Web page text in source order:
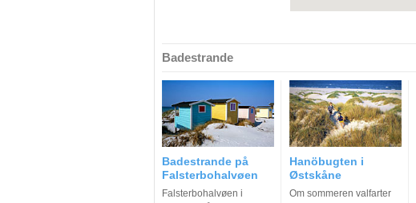
Badestrande
Badestrande på
Falsterbohalvøen
Falsterbohalvøen i
Hanöbugten i
Østskåne
Om sommeren valfarter